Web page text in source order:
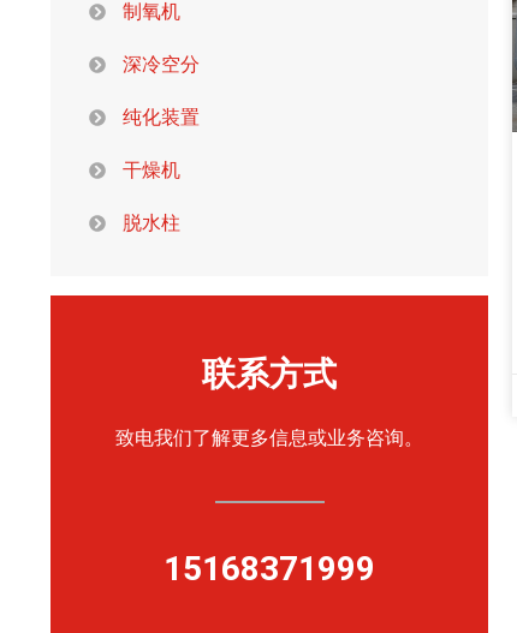
制氧机
深冷空分
纯化装置
干燥机
脱水柱
联系方式
致电我们了解更多信息或业务咨询。
15168371999